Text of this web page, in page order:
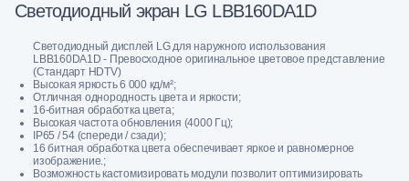
Светодиодный экран LG LBB160DA1D
Светодиодный дисплей LG для наружного использования
LBB160DA1D - Превосходное оригинальное цветовое представление
(Стандарт HDTV)
Высокая яркость 6 000 кд/м²;
Отличная однородность цвета и яркости;
16-битная обработка цвета;
Высокая частота обновления (4000 Гц);
IP65 / 54 (спереди / сзади);
16 битная обработка цвета обеспечивает яркое и равномерное
изображение.;
Возможность кастомизировать модули позволит оптимизировать